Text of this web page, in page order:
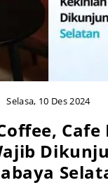
Selasa, 10 Des 2024